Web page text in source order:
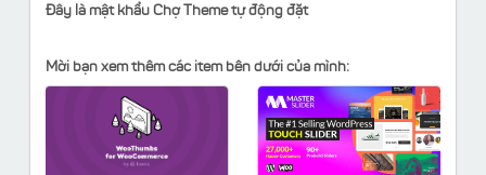
Đây là mật khẩu Chợ Theme tự động đặt
Mời bạn xem thêm các item bên dưới của mình: